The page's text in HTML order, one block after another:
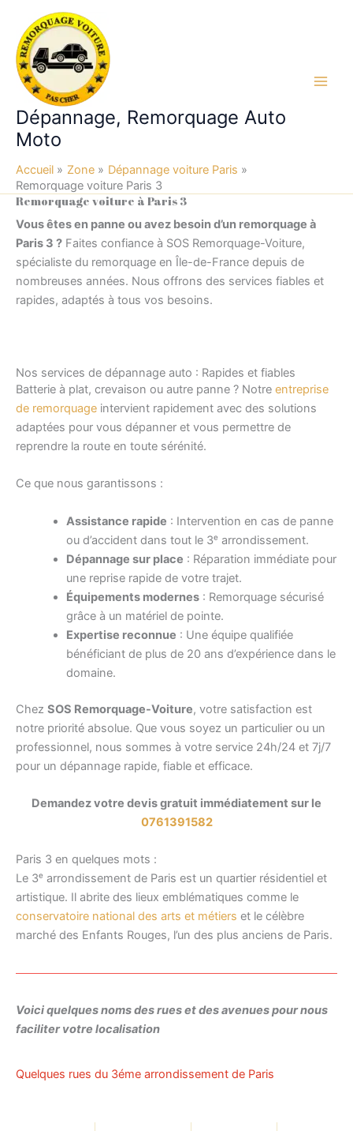
contenu
Dépannage, Remorquage Auto
Moto
Accueil Zone
Dépannage voiture Paris
Remorquage voiture Paris 3
Remorquage voiture à Paris 3
Vous êtes en panne ou avez besoin d’un remorquage à
Paris 3 ? Faites confiance à SOS Remorquage-Voiture,
spécialiste du remorquage en Île-de-France depuis de
nombreuses années. Nous offrons des services fiables et
rapides, adaptés à tous vos besoins.
Nos services de dépannage auto : Rapides et fiables
Batterie à plat, crevaison ou autre panne ? Notre entreprise
de remorquage intervient rapidement avec des solutions
adaptées pour vous dépanner et vous permettre de
reprendre la route en toute sérénité.
Ce que nous garantissons :
Assistance rapide : Intervention en cas de panne
ou d’accident dans tout le 3ᵉ arrondissement.
Dépannage sur place : Réparation immédiate pour
une reprise rapide de votre trajet.
Équipements modernes: Remorquage sécurisé
grâce à un matériel de pointe.
Expertise reconnue : Une équipe qualifiée
bénéficiant de plus de 20 ans d’expérience dans le
domaine.
Chez SOS Remorquage-Voiture, votre satisfaction est
notre priorité absolue. Que vous soyez un particulier ou un
professionnel, nous sommes à votre service 24h/24 et 7j/7
pour un dépannage rapide, fiable et efficace.
Demandez votre devis gratuit immédiatement sur le
0761391582
Paris 3 en quelques mots :
Le 3ᵉ arrondissement de Paris est un quartier résidentiel et
artistique. Il abrite des lieux emblématiques comme le
conservatoire national des arts et métiers et le célèbre
marché des Enfants Rouges, l’un des plus anciens de Paris.
Voici quelques noms des rues et des avenues pour nous
faciliter votre localisation
Quelques rues du 3éme arrondissement de Paris